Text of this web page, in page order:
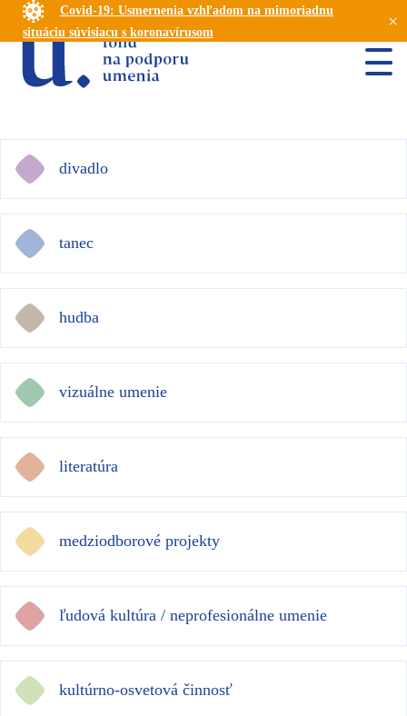
Covid-19: Usmernenia vzhľadom na mimoriadnu
situáciu súvisiacu s koronavírusom
×
divadlo
tanec
hudba
vizuálne umenie
literatúra
medziodborové projekty
ľudová kultúra / neprofesionálne umenie
kultúrno-osvetová činnosť